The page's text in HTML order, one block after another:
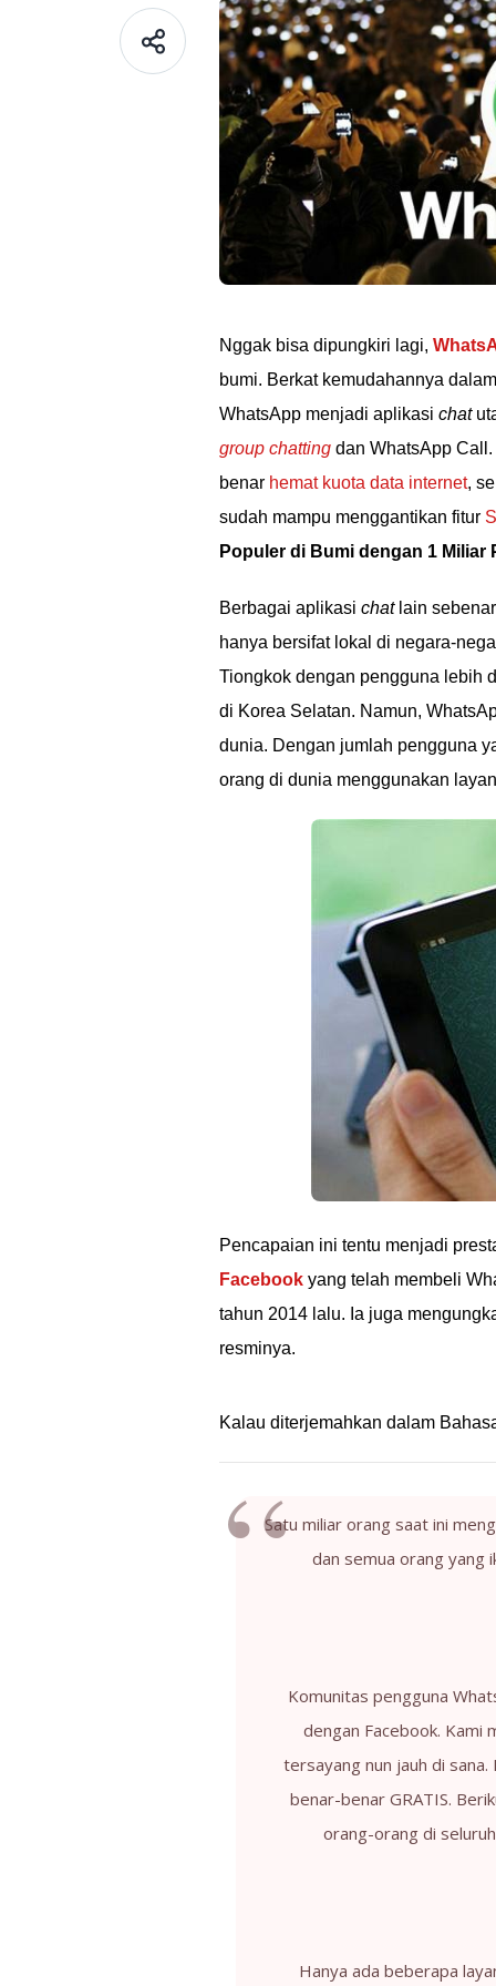
Nggak bisa dipungkiri lagi,
bumi. Berkat kemudahannya
WhatsApp menjadi aplikasi chat
group chatting dan WhatsApp
benar hemat kuota data internet,
sudah mampu menggantikan fitur
Populer di Bumi dengan 1 Miliar
Berbagai aplikasi chatlain
hanya bersifat lokal di negara-
Tiongkok dengan pengguna lebih
di Korea Selatan. Namun,
dunia. Dengan jumlah pengguna
orang di dunia menggunakan
Pencapaian ini tentu menjadi
Facebook yang telah membeli
tahun 2014 lalu. Ia juga
resminya.
Kalau diterjemahkan dalam
Satu miliar orang saat ini
dan semua orang yang
Komunitas pengguna
dengan Facebook. Kami
tersayang nun jauh di
benar-benar GRATIS.
orang-orang di
Hanya ada beberapa